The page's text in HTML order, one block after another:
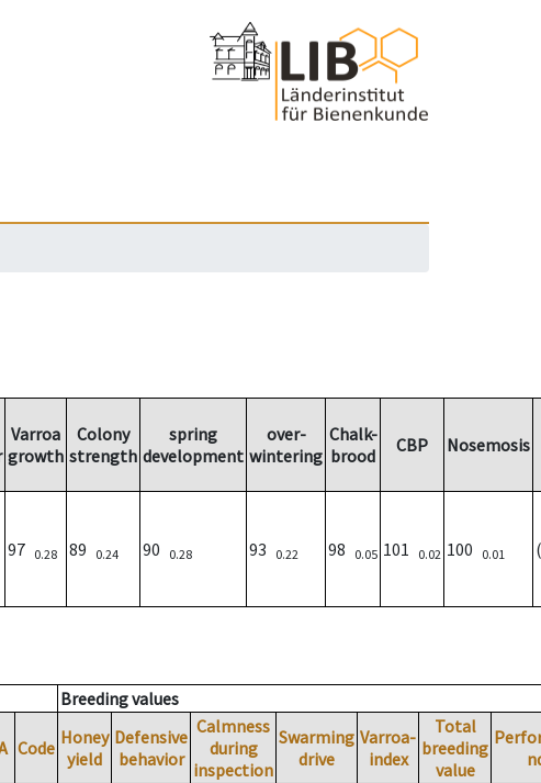
Varroa
growth
Colony
strength
spring
development
over-
wintering
Chalk-
brood
CBP Nosemosis
97 0.28 89 0.24 90 0.28 93 0.22 98 0.05 101 0.02 100 0.01
Breeding values
Code Honey
yield
Defensive
behavior
Calmness
during
inspection
Swarming
drive
Varroa-
index
Total
breeding
value